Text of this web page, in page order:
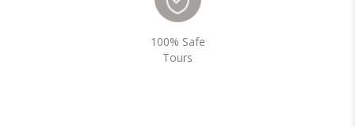
100% Safe
Tours